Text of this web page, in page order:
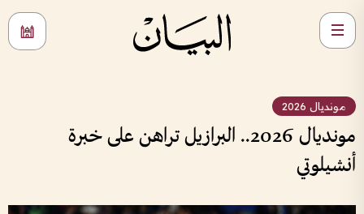
مونديال 2026
مونديال 2026.. البرازيل تراهن على خبرة
أنشيلوتي